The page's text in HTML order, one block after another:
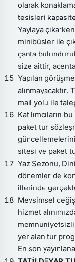
olarak
tesisleri
Yaylaya
minibüsler ile
çanta
size aittir,
Yapılan
alınmayacaktır.
mail yolu ile
Katılımcıların
paket tur
sitesi ve paket
Yaz Sezonu,
dönemler de
illerinde
Mevsimsel
hizmet
yer alan tur
En son